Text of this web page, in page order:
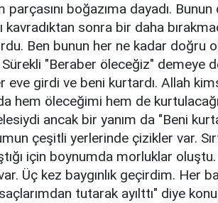
parçasını boğazıma dayadı. Bunun
kavradıktan sonra bir daha
Ben bunun her ne kadar doğru
Sürekli "Beraber öleceğiz" demeye
eve girdi ve beni kurtardı. Allah
hem öleceğimi hem de
ancak bir yanım da "Beni
çeşitli yerlerinde çizikler var.
için boynumda morluklar
Üç kez baygınlık geçirdim. Her
tutarak ayılttı" diye